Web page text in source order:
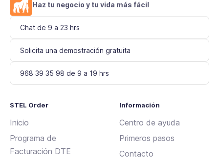
Haz tu negocio y tu vida más fácil
Chat de 9 a 23 hrs
Solicita una demostración gratuita
968 39 35 98 de 9 a 19 hrs
STEL Order
Inicio
Programa de
Facturación DTE
Información
Centro de ayuda
Primeros pasos
Contacto